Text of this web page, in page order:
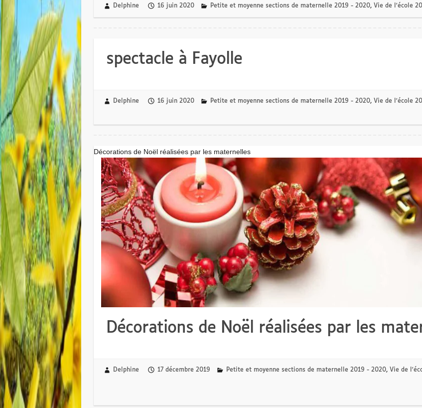
Delphine 16 juin 2020 Petite et moyenne sections de maternelle 2019 - 2020, Vie de l'école
spectacle à Fayolle
Delphine 16 juin 2020 Petite et moyenne sections de maternelle 2019 - 2020, Vie de l'école
Décorations de Noël réalisées par les maternelles
Décorations de Noël réalisées par les
Delphine 17 décembre 2019 Petite et moyenne sections de maternelle 2019 - 2020, Vie de